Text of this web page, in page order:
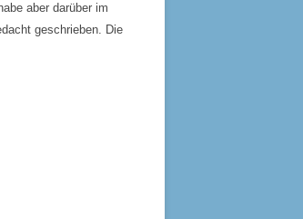
aber darüber im
geschrieben. Die